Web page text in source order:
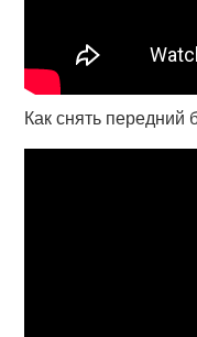
Как снять передний